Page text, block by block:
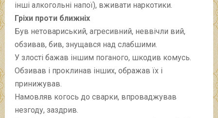
інші алкогольні напої), вживати наркотики.
Гріхи проти ближніх
Був нетовариський, агресивний, неввічли вий,
обзивав, бив, знущався над слабшими.
У злості бажав іншим поганого, шкодив комусь.
Обзивав і проклинав інших, ображав їх і
принижував.
Намовляв когось до сварки, впроваджував
незгоду, заздрив.